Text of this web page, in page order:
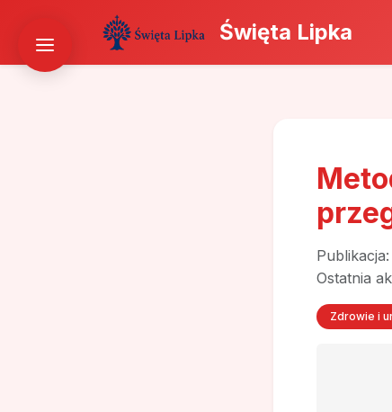
Święta Lipka
Publikacja:
Ostatnia
Zdrowie i